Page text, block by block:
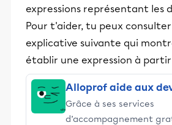
expressions représentant les
Pour t'aider, tu peux
explicative suivante qui
établir une expression à
Alloprof aide aux
Grâce à ses services
d’accompagnement